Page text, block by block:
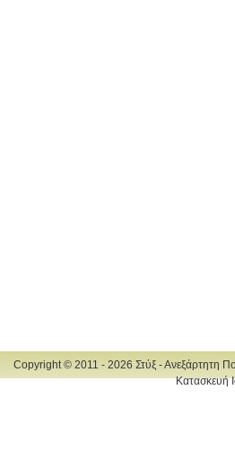
Copyright © 2011 - 2026 Στύξ - Ανεξάρτητη
Κατασκευή